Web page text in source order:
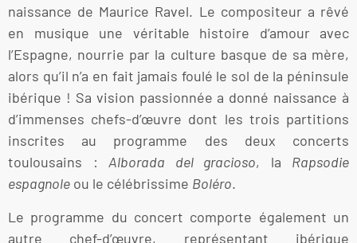
naissance de Maurice Ravel. Le compositeur a rêvé
en musique une véritable histoire d’amour avec
l’Espagne, nourrie par la culture basque de sa mère,
alors qu’il n’a en fait jamais foulé le sol de la péninsule
ibérique ! Sa vision passionnée a donné naissance à
d’immenses chefs-d’œuvre dont les trois partitions
inscrites au programme des deux concerts
toulousains : Alborada del gracioso, la Rapsodie
espagnole ou le célébrissime Boléro.
Le programme du concert comporte également un
autre chef-d’œuvre, représentant ibérique